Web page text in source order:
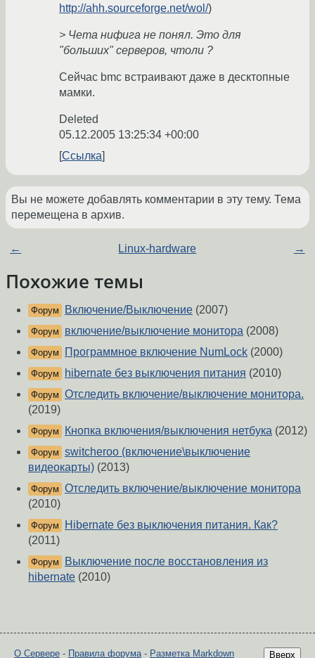
http://ahh.sourceforge.net/wol/)
> Чета нифига не понял. Это для
"больших" серверов, чтоли ?
Сейчас bmc встраивают даже в десктопные
мамки.
Deleted
05.12.2005 13:25:34 +00:00
Ссылка
Вы не можете добавлять комментарии в эту тему. Тема
перемещена в архив.
← Linux-hardware →
Похожие темы
Форум Включение/Выключение (2007)
Форум включение/выключение монитора (2008)
Форум Программное включение NumLock (2000)
Форум hibernate без выключения питания (2010)
Форум Отследить включение/выключение монитора.
(2019)
Форум Кнопка включения/выключения нетбука (2012)
Форум switcheroo (включение\выключение
видеокарты) (2013)
Форум Отследить включение/выключение монитора
(2010)
Форум
Hibernate без выключения питания. Как?
(2011)
Форум
Выключение после восстановления из
hibernate (2010)
Вверх
О Сервере - Правила форума- Разметка Markdown